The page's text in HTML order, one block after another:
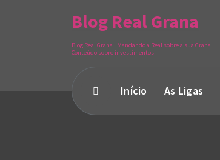
Blog Real Grana
Blog Real Grana | Mandando a Real sobre a sua Grana |
Conteúdo sobre investimentos
Início As Ligas